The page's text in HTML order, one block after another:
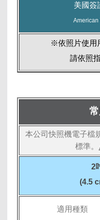
美國簽
American
※依照片使用
請依照
本公司快照機電子檔
標準。
2
(4.5
適用種類